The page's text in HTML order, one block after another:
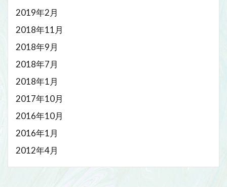
2019年2月
2018年11月
2018年9月
2018年7月
2018年1月
2017年10月
2016年10月
2016年1月
2012年4月